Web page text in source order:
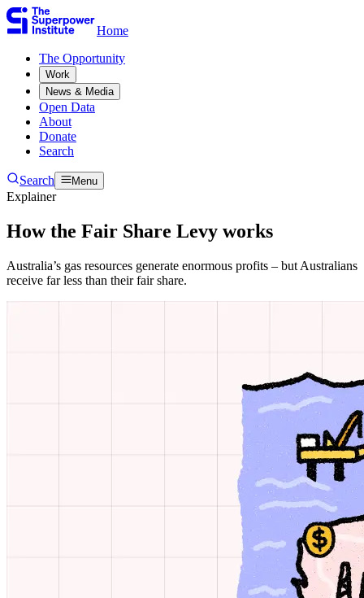
Home
The Opportunity​​​​‌ ‍ ​‍​‍‌‍ ‌ ​‍‌‍‍‌‌‍‌ ‌‍‍‌‌‍ ‍​‍​‍​ ‍‍​‍​‍‌ ​ ‌‍​‌‌‍ ‍‌‍‍‌‌ ‌​‌ ‍‌​‍ ‍‌‍‍‌‌‍ ​‍​‍​‍ ​​‍​‍‌‍‍​‌ ​‍‌‍‌‌‌‍‌‍​‍​‍​ ‍‍​‍​‍‌‍‍​‌ ‌​‌ ‌​‌ ​​​ ‍‍​‍ ​‍ ‌‍ ​‌‍ ‌‍​ ‌‍​‌‌‍ ​‌‍‍​‌‍ ‌ ​ ‌ ‌​​ ‍‍​ ​ ​ ​ ​ ​ ​ ​ ​‍ ‌‍‍‌‌‍ ‍‌ ‌​‌‍‌‌‌‍ ‍‌ ‌​​‍ ‌‍‌‌‌‍‌​‌‍‍‌‌ ‌​​‍ ‌‍ ‌‌‍ ‌‍‌​‌‍‌‌​ ‌‌ ​​‌ ​‍‌‍‌‌‌ ​ ‌‍‌‌‌‍ ‍‌ ‌​‌‍​‌‌ ‌​‌‍‍‌‌‍ ‌‍ ‍​ ‍ ‌‍‍‌‌‍‌​​ ‌​ ​‍​ ‌‍​ ‌‌​ ‌‍​ ​​‌‍‌‌​ ‍​​ ​​​‍ ‌​ ‌ ​ ‌​​ ‌‍​ ‌‌​‍ ‌​ ‌​​ ‍​​ ​ ​ ‍‌​‍ ‌​ ‍​​ ‌‍​ ​‍​ ‍‌​‍ ‌​ ‌‌​ ‌‌​ ‌ ​ ​‍‌‍‌‍​ ‍​​ ​‍​ ‍‌​ ‌‌​ ‍​​ ​​‌‍‌‌​ ‍ ‌ ‌​‌ ‍‌‌ ​​‌‍‌‌​ ‌‌ ​ ‌‍‌‌‌ ‌​‌ ‌​‌‍‍‌‌‍ ‍‌‍‌ ‌ ​ ​ ‍ ‌ ​​‌‍​‌‌ ‌​‌‍‍​​ ‌‌ ​ ‌‍‍‌‌ ‌​‌‍‌‌‌​ ‍‌‍​‌‌ ‌‍‌​‍‌‌ ‌​‌‍‌‌‌‍ ‌‌ ​ ​‍‌‌​ ‌‌‌​​‍‌‌ ‌‍‍ ‌‍‌‌‌ ‍‌​‍‌‌​ ​ ‌​‌​​‍‌‌​ ​ ‌​‌​​‍‌‌​ ​‍​ ​‍‌‍‌‌‌‍​‍‌‍‌‌‌‍​ ‌‍​‍‌‍​‌​ ​​​ ​​​ ​​​ ‌​​ ​​‌‍​ ​‍‌‌​ ​‍​ ​‍​‍‌‌​ ‌‌‌​‌​​‍ ‍‌‍ ​‌‍​‌‌‍​‍‌‍‌‌‌‍ ​​ ‌‍​‍‌‍​‌‌ ​ ‌‍‌‌‌‌‌‌‌ ​‍‌‍ ​​ ‌‌‍‍​‌ ‌​‌ ‌​‌ ​​​‍‌‌​ ​ ‌​​‌​‍‌‌​ ​‍‌​‌‍​‍‌‌​ ​‍‌​‌‍‌‍ ​‌‍ ‌‍​ ‌‍​‌‌‍ ​‌‍‍​‌‍ ‌ ​ ‌ ‌​​‍‌‌​ ​ ‌​​‌​ ​ ​ ​ ​ ​ ​ ​ ​‍‌‍‌‍‍‌‌‍‌​​ ‌​ ​‍​ ‌‍​ ‌‌​ ‌‍​ ​​‌‍‌‌​ ‍​​ ​​​‍ ‌​ ‌ ​ ‌​​ ‌‍​ ‌‌​‍ ‌​ ‌​​ ‍​​ ​ ​ ‍‌​‍ ‌​ ‍​​ ‌‍​ ​‍​ ‍‌​‍ ‌​ ‌‌​ ‌‌​ ‌ ​ ​‍‌‍‌‍​ ‍​​ ​‍​ ‍‌​ ‌‌​ ‍​​ ​​‌‍‌‌​‍‌‍‌ ‌​‌ ‍‌‌ ​​‌‍‌‌​ ‌‌ ​ ‌‍‌‌‌ ‌​‌ ‌​‌‍‍‌‌‍ ‍‌‍‌ ‌ ​ ​‍‌‍‌ ​​‌‍​‌‌ ‌​‌‍‍​​ ‌‌ ​ ‌‍‍‌‌ ‌​‌‍‌‌‌​ ‍‌‍​‌‌ ‌‍‌​‍‌‌ ‌​‌‍‌‌‌‍ ‌‌ ​ ​‍‌‌​ ‌‌‌​​‍‌‌ ‌‍‍ ‌‍‌‌‌ ‍‌​‍‌‌​ ​ ‌​‌​​‍‌‌​ ​ ‌​‌​​‍‌‌​ ​‍​ ​‍‌‍‌‌‌‍​‍‌‍‌‌‌‍​ ‌‍​‍‌‍​‌​ ​​​ ​​​ ​​​ ‌​​ ​​‌‍​ ​‍‌‌​ ​‍​ ​‍​‍‌‌​ ‌‌‌​‌​​‍ ‍‌‍ ​‌‍​‌‌‍​‍‌‍‌‌‌‍ ​​‍‌‍‌ ​​‌‍‌‌‌ ​‍‌ ​ ‌ ​​‌‍‌‌‌‍​ ‌ ‌​‌‍‍‌‌ ‌‍‌‍‌‌​ ‌‌ ​​‌ ‌‌‌‍​‍‌‍ ​‌‍‍‌‌ ​ ‌‍‍​‌‍‌‌‌‍‌​​‍​‍‌ ‌
Work​​​​‌ ‍ ​‍​‍‌‍ ‌ ​‍‌‍‍‌‌‍‌ ‌‍‍‌‌‍ ‍​‍​‍​ ‍‍​‍​‍‌ ​ ‌‍​‌‌‍ ‍‌‍‍‌‌ ‌​‌ ‍‌​‍ ‍‌‍‍‌‌‍ ​‍​‍​‍ ​​‍​‍‌‍‍​‌ ​‍‌‍‌‌‌‍‌‍​‍​‍​ ‍‍​‍​‍‌‍‍​‌ ‌​‌ ‌​‌ ​​​ ‍‍​‍ ​‍ ‌‍ ​‌‍ ‌‍​ ‌‍​‌‌‍ ​‌‍‍​‌‍ ‌ ​ ‌ ‌​​ ‍‍​ ​ ​ ​ ​ ​ ​ ​ ​‍ ‌‍‍‌‌‍ ‍‌ ‌​‌‍‌‌‌‍ ‍‌ ‌​​‍ ‌‍‌‌‌‍‌​‌‍‍‌‌ ‌​​‍ ‌‍ ‌‌‍ ‌‍‌​‌‍‌‌​ ‌‌ ​​‌ ​‍‌‍‌‌‌ ​ ‌‍‌‌‌‍ ‍‌ ‌​‌‍​‌‌ ‌​‌‍‍‌‌‍ ‌‍ ‍​ ‍ ‌‍‍‌‌‍‌​​ ‌​ ​‍​ ‌‍​ ‌‌​ ‌‍​ ​​‌‍‌‌​ ‍​​ ​​​‍ ‌​ ‌ ​ ‌​​ ‌‍​ ‌‌​‍ ‌​ ‌​​ ‍​​ ​ ​ ‍‌​‍ ‌​ ‍​​ ‌‍​ ​‍​ ‍‌​‍ ‌​ ‌‌​ ‌‌​ ‌ ​ ​‍‌‍‌‍​ ‍​​ ​‍​ ‍‌​ ‌‌​ ‍​​ ​​‌‍‌‌​ ‍ ‌ ‌​‌ ‍‌‌ ​​‌‍‌‌​ ‌‌ ​ ‌‍‌‌‌ ‌​‌ ‌​‌‍‍‌‌‍ ‍‌‍‌ ‌ ​ ​ ‍ ‌ ​​‌‍​‌‌ ‌​‌‍‍​​ ‌‌ ​ ‌‍‍‌‌ ‌​‌‍‌‌‌​ ‍‌‍​‌‌ ‌‍‌​‍‌‌ ‌​‌‍‌‌‌‍ ‌‌ ​ ​‍‌‌​ ‌‌‌​​‍‌‌ ‌‍‍ ‌‍‌‌‌ ‍‌​‍‌‌​ ​ ‌​‌​​‍‌‌​ ​ ‌​‌​​‍‌‌​ ​‍​ ​‍​ ‌‌​ ​​‌‍‌‍‌‍​‌‌‍‌​​ ‌‌​ ‌ ‌‍‌‍​ ‌ ‌‍​‌‌‍‌‌​ ​‍​ ‌ ​ ‌​‌‍‌‌​ ‍‌‌‍​ ​ ​​‌‍‌​​ ‍‌​ ​ ​ ‌‌​ ‌‌​ ​‍​ ‌ ​ ‌ ​ ‌‌‌‍‌​‌‍​‌​ ‍‌​ ​​​ ‌ ​‍‌‌​ ​‍​ ​‍​‍‌‌​ ‌‌‌​‌​​‍ ‍‌‍ ​‌‍​‌‌‍​‍‌‍‌‌‌‍ ​​ ‌‍​‍‌‍​‌‌ ​ ‌‍‌‌‌‌‌‌‌ ​‍‌‍ ​​ ‌‌‍‍​‌ ‌​‌ ‌​‌ ​​​‍‌‌​ ​ ‌​​‌​‍‌‌​ ​‍‌​‌‍​‍‌‌​ ​‍‌​‌‍‌‍ ​‌‍ ‌‍​ ‌‍​‌‌‍ ​‌‍‍​‌‍ ‌ ​ ‌ ‌​​‍‌‌​ ​ ‌​​‌​ ​ ​ ​ ​ ​ ​ ​ ​‍‌‍‌‍‍‌‌‍‌​​ ‌​ ​‍​ ‌‍​ ‌‌​ ‌‍​ ​​‌‍‌‌​ ‍​​ ​​​‍ ‌​ ‌ ​ ‌​​ ‌‍​ ‌‌​‍ ‌​ ‌​​ ‍​​ ​ ​ ‍‌​‍ ‌​ ‍​​ ‌‍​ ​‍​ ‍‌​‍ ‌​ ‌‌​ ‌‌​ ‌ ​ ​‍‌‍‌‍​ ‍​​ ​‍​ ‍‌​ ‌‌​ ‍​​ ​​‌‍‌‌​‍‌‍‌ ‌​‌ ‍‌‌ ​​‌‍‌‌​ ‌‌ ​ ‌‍‌‌‌ ‌​‌ ‌​‌‍‍‌‌‍ ‍‌‍‌ ‌ ​ ​‍‌‍‌ ​​‌‍​‌‌ ‌​‌‍‍​​ ‌‌ ​ ‌‍‍‌‌ ‌​‌‍‌‌‌​ ‍‌‍​‌‌ ‌‍‌​‍‌‌ ‌​‌‍‌‌‌‍ ‌‌ ​ ​‍‌‌​ ‌‌‌​​‍‌‌ ‌‍‍ ‌‍‌‌‌ ‍‌​‍‌‌​ ​ ‌​‌​​‍‌‌​ ​ ‌​‌​​‍‌‌​ ​‍​ ​‍​ ‌‌​ ​​‌‍‌‍‌‍​‌‌‍‌​​ ‌‌​ ‌ ‌‍‌‍​ ‌ ‌‍​‌‌‍‌‌​ ​‍​ ‌ ​ ‌​‌‍‌‌​ ‍‌‌‍​ ​ ​​‌‍‌​​ ‍‌​ ​ ​ ‌‌​ ‌‌​ ​‍​ ‌ ​ ‌ ​ ‌‌‌‍‌​‌‍​‌​ ‍‌​ ​​​ ‌ ​‍‌‌​ ​‍​ ​‍​‍‌‌​ ‌‌‌​‌​​‍ ‍‌‍ ​‌‍​‌‌‍​‍‌‍‌‌‌‍ ​​‍‌‍‌ ​​‌‍‌‌‌ ​‍‌ ​ ‌ ​​‌‍‌‌‌‍​ ‌ ‌​‌‍‍‌‌ ‌‍‌‍‌‌​ ‌‌ ​​‌ ‌‌‌‍​‍‌‍ ​‌‍‍‌‌ ​ ‌‍‍​‌‍‌‌‌‍‌​​‍​‍‌ ‌
News & Media​​​​‌ ‍ ​‍​‍‌‍ ‌ ​‍‌‍‍‌‌‍‌ ‌‍‍‌‌‍ ‍​‍​‍​ ‍‍​‍​‍‌ ​ ‌‍​‌‌‍ ‍‌‍‍‌‌ ‌​‌ ‍‌​‍ ‍‌‍‍‌‌‍ ​‍​‍​‍ ​​‍​‍‌‍‍​‌ ​‍‌‍‌‌‌‍‌‍​‍​‍​ ‍‍​‍​‍‌‍‍​‌ ‌​‌ ‌​‌ ​​​ ‍‍​‍ ​‍ ‌‍ ​‌‍ ‌‍​ ‌‍​‌‌‍ ​‌‍‍​‌‍ ‌ ​ ‌ ‌​​ ‍‍​ ​ ​ ​ ​ ​ ​ ​ ​‍ ‌‍‍‌‌‍ ‍‌ ‌​‌‍‌‌‌‍ ‍‌ ‌​​‍ ‌‍‌‌‌‍‌​‌‍‍‌‌ ‌​​‍ ‌‍ ‌‌‍ ‌‍‌​‌‍‌‌​ ‌‌ ​​‌ ​‍‌‍‌‌‌ ​ ‌‍‌‌‌‍ ‍‌ ‌​‌‍​‌‌ ‌​‌‍‍‌‌‍ ‌‍ ‍​ ‍ ‌‍‍‌‌‍‌​​ ‌​ ​‍​ ‌‍​ ‌‌​ ‌‍​ ​​‌‍‌‌​ ‍​​ ​​​‍ ‌​ ‌ ​ ‌​​ ‌‍​ ‌‌​‍ ‌​ ‌​​ ‍​​ ​ ​ ‍‌​‍ ‌​ ‍​​ ‌‍​ ​‍​ ‍‌​‍ ‌​ ‌‌​ ‌‌​ ‌ ​ ​‍‌‍‌‍​ ‍​​ ​‍​ ‍‌​ ‌‌​ ‍​​ ​​‌‍‌‌​ ‍ ‌ ‌​‌ ‍‌‌ ​​‌‍‌‌​ ‌‌ ​ ‌‍‌‌‌ ‌​‌ ‌​‌‍‍‌‌‍ ‍‌‍‌ ‌ ​ ​ ‍ ‌ ​​‌‍​‌‌ ‌​‌‍‍​​ ‌‌ ​ ‌‍‍‌‌ ‌​‌‍‌‌‌​ ‍‌‍​‌‌ ‌‍‌​‍‌‌ ‌​‌‍‌‌‌‍ ‌‌ ​ ​‍‌‌​ ‌‌‌​​‍‌‌ ‌‍‍ ‌‍‌‌‌ ‍‌​‍‌‌​ ​ ‌​‌​​‍‌‌​ ​ ‌​‌​​‍‌‌​ ​‍​ ​‍​ ​​​ ​ ​ ‌‌​ ‍‌​ ‌‍‌‍‌‌‌‍‌​‌‍‌‌​ ‍​​ ​​​ ‌ ​ ‌‌​‍‌‌​ ​‍​ ​‍​‍‌‌​ ‌‌‌​‌​​‍ ‍‌‍ ​‌‍​‌‌‍​‍‌‍‌‌‌‍ ​​ ‌‍​‍‌‍​‌‌ ​ ‌‍‌‌‌‌‌‌‌ ​‍‌‍ ​​ ‌‌‍‍​‌ ‌​‌ ‌​‌ ​​​‍‌‌​ ​ ‌​​‌​‍‌‌​ ​‍‌​‌‍​‍‌‌​ ​‍‌​‌‍‌‍ ​‌‍ ‌‍​ ‌‍​‌‌‍ ​‌‍‍​‌‍ ‌ ​ ‌ ‌​​‍‌‌​ ​ ‌​​‌​ ​ ​ ​ ​ ​ ​ ​ ​‍‌‍‌‍‍‌‌‍‌​​ ‌​ ​‍​ ‌‍​ ‌‌​ ‌‍​ ​​‌‍‌‌​ ‍​​ ​​​‍ ‌​ ‌ ​ ‌​​ ‌‍​ ‌‌​‍ ‌​ ‌​​ ‍​​ ​ ​ ‍‌​‍ ‌​ ‍​​ ‌‍​ ​‍​ ‍‌​‍ ‌​ ‌‌​ ‌‌​ ‌ ​ ​‍‌‍‌‍​ ‍​​ ​‍​ ‍‌​ ‌‌​ ‍​​ ​​‌‍‌‌​‍‌‍‌ ‌​‌ ‍‌‌ ​​‌‍‌‌​ ‌‌ ​ ‌‍‌‌‌ ‌​‌ ‌​‌‍‍‌‌‍ ‍‌‍‌ ‌ ​ ​‍‌‍‌ ​​‌‍​‌‌ ‌​‌‍‍​​ ‌‌ ​ ‌‍‍‌‌ ‌​‌‍‌‌‌​ ‍‌‍​‌‌ ‌‍‌​‍‌‌ ‌​‌‍‌‌‌‍ ‌‌ ​ ​‍‌‌​ ‌‌‌​​‍‌‌ ‌‍‍ ‌‍‌‌‌ ‍‌​‍‌‌​ ​ ‌​‌​​‍‌‌​ ​ ‌​‌​​‍‌‌​ ​‍​ ​‍​ ​​​ ​ ​ ‌‌​ ‍‌​ ‌‍‌‍‌‌‌‍‌​‌‍‌‌​ ‍​​ ​​​ ‌ ​ ‌‌​‍‌‌​ ​‍​ ​‍​‍‌‌​ ‌‌‌​‌​​‍ ‍‌‍ ​‌‍​‌‌‍​‍‌‍‌‌‌‍ ​​‍‌‍‌ ​​‌‍‌‌‌ ​‍‌ ​ ‌ ​​‌‍‌‌‌‍​ ‌ ‌​‌‍‍‌‌ ‌‍‌‍‌‌​ ‌‌ ​​‌ ‌‌‌‍​‍‌‍ ​‌‍‍‌‌ ​ ‌‍‍​‌‍‌‌‌‍‌​​‍​‍‌ ‌
Open Data​​​​‌ ‍ ​‍​‍‌‍ ‌ ​‍‌‍‍‌‌‍‌ ‌‍‍‌‌‍ ‍​‍​‍​ ‍‍​‍​‍‌ ​ ‌‍​‌‌‍ ‍‌‍‍‌‌ ‌​‌ ‍‌​‍ ‍‌‍‍‌‌‍ ​‍​‍​‍ ​​‍​‍‌‍‍​‌ ​‍‌‍‌‌‌‍‌‍​‍​‍​ ‍‍​‍​‍‌‍‍​‌ ‌​‌ ‌​‌ ​​​ ‍‍​‍ ​‍ ‌‍ ​‌‍ ‌‍​ ‌‍​‌‌‍ ​‌‍‍​‌‍ ‌ ​ ‌ ‌​​ ‍‍​ ​ ​ ​ ​ ​ ​ ​ ​‍ ‌‍‍‌‌‍ ‍‌ ‌​‌‍‌‌‌‍ ‍‌ ‌​​‍ ‌‍‌‌‌‍‌​‌‍‍‌‌ ‌​​‍ ‌‍ ‌‌‍ ‌‍‌​‌‍‌‌​ ‌‌ ​​‌ ​‍‌‍‌‌‌ ​ ‌‍‌‌‌‍ ‍‌ ‌​‌‍​‌‌ ‌​‌‍‍‌‌‍ ‌‍ ‍​ ‍ ‌‍‍‌‌‍‌​​ ‌​ ​‍​ ‌‍​ ‌‌​ ‌‍​ ​​‌‍‌‌​ ‍​​ ​​​‍ ‌​ ‌ ​ ‌​​ ‌‍​ ‌‌​‍ ‌​ ‌​​ ‍​​ ​ ​ ‍‌​‍ ‌​ ‍​​ ‌‍​ ​‍​ ‍‌​‍ ‌​ ‌‌​ ‌‌​ ‌ ​ ​‍‌‍‌‍​ ‍​​ ​‍​ ‍‌​ ‌‌​ ‍​​ ​​‌‍‌‌​ ‍ ‌ ‌​‌ ‍‌‌ ​​‌‍‌‌​ ‌‌ ​ ‌‍‌‌‌ ‌​‌ ‌​‌‍‍‌‌‍ ‍‌‍‌ ‌ ​ ​ ‍ ‌ ​​‌‍​‌‌ ‌​‌‍‍​​ ‌‌ ​ ‌‍‍‌‌ ‌​‌‍‌‌‌​ ‍‌‍​‌‌ ‌‍‌​‍‌‌ ‌​‌‍‌‌‌‍ ‌‌ ​ ​‍‌‌​ ‌‌‌​​‍‌‌ ‌‍‍ ‌‍‌‌‌ ‍‌​‍‌‌​ ​ ‌​‌​​‍‌‌​ ​ ‌​‌​​‍‌‌​ ​‍​ ​‍​ ‍​‌‍‌‍‌‍‌​​ ​ ​ ‍​‌‍​‍‌‍‌‌‌‍​ ​ ​‍‌‍​‍​ ‍‌​ ​ ​‍‌‌​ ​‍​ ​‍​‍‌‌​ ‌‌‌​‌​​‍ ‍‌‍ ​‌‍​‌‌‍​‍‌‍‌‌‌‍ ​​ ‌‍​‍‌‍​‌‌ ​ ‌‍‌‌‌‌‌‌‌ ​‍‌‍ ​​ ‌‌‍‍​‌ ‌​‌ ‌​‌ ​​​‍‌‌​ ​ ‌​​‌​‍‌‌​ ​‍‌​‌‍​‍‌‌​ ​‍‌​‌‍‌‍ ​‌‍ ‌‍​ ‌‍​‌‌‍ ​‌‍‍​‌‍ ‌ ​ ‌ ‌​​‍‌‌​ ​ ‌​​‌​ ​ ​ ​ ​ ​ ​ ​ ​‍‌‍‌‍‍‌‌‍‌​​ ‌​ ​‍​ ‌‍​ ‌‌​ ‌‍​ ​​‌‍‌‌​ ‍​​ ​​​‍ ‌​ ‌ ​ ‌​​ ‌‍​ ‌‌​‍ ‌​ ‌​​ ‍​​ ​ ​ ‍‌​‍ ‌​ ‍​​ ‌‍​ ​‍​ ‍‌​‍ ‌​ ‌‌​ ‌‌​ ‌ ​ ​‍‌‍‌‍​ ‍​​ ​‍​ ‍‌​ ‌‌​ ‍​​ ​​‌‍‌‌​‍‌‍‌ ‌​‌ ‍‌‌ ​​‌‍‌‌​ ‌‌ ​ ‌‍‌‌‌ ‌​‌ ‌​‌‍‍‌‌‍ ‍‌‍‌ ‌ ​ ​‍‌‍‌ ​​‌‍​‌‌ ‌​‌‍‍​​ ‌‌ ​ ‌‍‍‌‌ ‌​‌‍‌‌‌​ ‍‌‍​‌‌ ‌‍‌​‍‌‌ ‌​‌‍‌‌‌‍ ‌‌ ​ ​‍‌‌​ ‌‌‌​​‍‌‌ ‌‍‍ ‌‍‌‌‌ ‍‌​‍‌‌​ ​ ‌​‌​​‍‌‌​ ​ ‌​‌​​‍‌‌​ ​‍​ ​‍​ ‍​‌‍‌‍‌‍‌​​ ​ ​ ‍​‌‍​‍‌‍‌‌‌‍​ ​ ​‍‌‍​‍​ ‍‌​ ​ ​‍‌‌​ ​‍​ ​‍​‍‌‌​ ‌‌‌​‌​​‍ ‍‌‍ ​‌‍​‌‌‍​‍‌‍‌‌‌‍ ​​‍‌‍‌ ​​‌‍‌‌‌ ​‍‌ ​ ‌ ​​‌‍‌‌‌‍​ ‌ ‌​‌‍‍‌‌ ‌‍‌‍‌‌​ ‌‌ ​​‌ ‌‌‌‍​‍‌‍ ​‌‍‍‌‌ ​ ‌‍‍​‌‍‌‌‌‍‌​​‍​‍‌ ‌
About​​​​‌ ‍ ​‍​‍‌‍ ‌ ​‍‌‍‍‌‌‍‌ ‌‍‍‌‌‍ ‍​‍​‍​ ‍‍​‍​‍‌ ​ ‌‍​‌‌‍ ‍‌‍‍‌‌ ‌​‌ ‍‌​‍ ‍‌‍‍‌‌‍ ​‍​‍​‍ ​​‍​‍‌‍‍​‌ ​‍‌‍‌‌‌‍‌‍​‍​‍​ ‍‍​‍​‍‌‍‍​‌ ‌​‌ ‌​‌ ​​​ ‍‍​‍ ​‍ ‌‍ ​‌‍ ‌‍​ ‌‍​‌‌‍ ​‌‍‍​‌‍ ‌ ​ ‌ ‌​​ ‍‍​ ​ ​ ​ ​ ​ ​ ​ ​‍ ‌‍‍‌‌‍ ‍‌ ‌​‌‍‌‌‌‍ ‍‌ ‌​​‍ ‌‍‌‌‌‍‌​‌‍‍‌‌ ‌​​‍ ‌‍ ‌‌‍ ‌‍‌​‌‍‌‌​ ‌‌ ​​‌ ​‍‌‍‌‌‌ ​ ‌‍‌‌‌‍ ‍‌ ‌​‌‍​‌‌ ‌​‌‍‍‌‌‍ ‌‍ ‍​ ‍ ‌‍‍‌‌‍‌​​ ‌​ ​‍​ ‌‍​ ‌‌​ ‌‍​ ​​‌‍‌‌​ ‍​​ ​​​‍ ‌​ ‌ ​ ‌​​ ‌‍​ ‌‌​‍ ‌​ ‌​​ ‍​​ ​ ​ ‍‌​‍ ‌​ ‍​​ ‌‍​ ​‍​ ‍‌​‍ ‌​ ‌‌​ ‌‌​ ‌ ​ ​‍‌‍‌‍​ ‍​​ ​‍​ ‍‌​ ‌‌​ ‍​​ ​​‌‍‌‌​ ‍ ‌ ‌​‌ ‍‌‌ ​​‌‍‌‌​ ‌‌ ​ ‌‍‌‌‌ ‌​‌ ‌​‌‍‍‌‌‍ ‍‌‍‌ ‌ ​ ​ ‍ ‌ ​​‌‍​‌‌ ‌​‌‍‍​​ ‌‌ ​ ‌‍‍‌‌ ‌​‌‍‌‌‌​ ‍‌‍​‌‌ ‌‍‌​‍‌‌ ‌​‌‍‌‌‌‍ ‌‌ ​ ​‍‌‌​ ‌‌‌​​‍‌‌ ‌‍‍ ‌‍‌‌‌ ‍‌​‍‌‌​ ​ ‌​‌​​‍‌‌​ ​ ‌​‌​​‍‌‌​ ​‍​ ​‍​ ‌‍​ ​ ‌‍‌‌‌‍​‌‌‍​‍‌‍‌​‌‍‌‌​ ​​​ ‌‍​ ‌ ​ ‌ ​ ‌‌​‍‌‌​ ​‍​ ​‍​‍‌‌​ ‌‌‌​‌​​‍ ‍‌‍ ​‌‍​‌‌‍​‍‌‍‌‌‌‍ ​​ ‌‍​‍‌‍​‌‌ ​ ‌‍‌‌‌‌‌‌‌ ​‍‌‍ ​​ ‌‌‍‍​‌ ‌​‌ ‌​‌ ​​​‍‌‌​ ​ ‌​​‌​‍‌‌​ ​‍‌​‌‍​‍‌‌​ ​‍‌​‌‍‌‍ ​‌‍ ‌‍​ ‌‍​‌‌‍ ​‌‍‍​‌‍ ‌ ​ ‌ ‌​​‍‌‌​ ​ ‌​​‌​ ​ ​ ​ ​ ​ ​ ​ ​‍‌‍‌‍‍‌‌‍‌​​ ‌​ ​‍​ ‌‍​ ‌‌​ ‌‍​ ​​‌‍‌‌​ ‍​​ ​​​‍ ‌​ ‌ ​ ‌​​ ‌‍​ ‌‌​‍ ‌​ ‌​​ ‍​​ ​ ​ ‍‌​‍ ‌​ ‍​​ ‌‍​ ​‍​ ‍‌​‍ ‌​ ‌‌​ ‌‌​ ‌ ​ ​‍‌‍‌‍​ ‍​​ ​‍​ ‍‌​ ‌‌​ ‍​​ ​​‌‍‌‌​‍‌‍‌ ‌​‌ ‍‌‌ ​​‌‍‌‌​ ‌‌ ​ ‌‍‌‌‌ ‌​‌ ‌​‌‍‍‌‌‍ ‍‌‍‌ ‌ ​ ​‍‌‍‌ ​​‌‍​‌‌ ‌​‌‍‍​​ ‌‌ ​ ‌‍‍‌‌ ‌​‌‍‌‌‌​ ‍‌‍​‌‌ ‌‍‌​‍‌‌ ‌​‌‍‌‌‌‍ ‌‌ ​ ​‍‌‌​ ‌‌‌​​‍‌‌ ‌‍‍ ‌‍‌‌‌ ‍‌​‍‌‌​ ​ ‌​‌​​‍‌‌​ ​ ‌​‌​​‍‌‌​ ​‍​ ​‍​ ‌‍​ ​ ‌‍‌‌‌‍​‌‌‍​‍‌‍‌​‌‍‌‌​ ​​​ ‌‍​ ‌ ​ ‌ ​ ‌‌​‍‌‌​ ​‍​ ​‍​‍‌‌​ ‌‌‌​‌​​‍ ‍‌‍ ​‌‍​‌‌‍​‍‌‍‌‌‌‍ ​​‍‌‍‌ ​​‌‍‌‌‌ ​‍‌ ​ ‌ ​​‌‍‌‌‌‍​ ‌ ‌​‌‍‍‌‌ ‌‍‌‍‌‌​ ‌‌ ​​‌ ‌‌‌‍​‍‌‍ ​‌‍‍‌‌ ​ ‌‍‍​‌‍‌‌‌‍‌​​‍​‍‌ ‌
Donate​​​​‌ ‍ ​‍​‍‌‍ ‌ ​‍‌‍‍‌‌‍‌ ‌‍‍‌‌‍ ‍​‍​‍​ ‍‍​‍​‍‌ ​ ‌‍​‌‌‍ ‍‌‍‍‌‌ ‌​‌ ‍‌​‍ ‍‌‍‍‌‌‍ ​‍​‍​‍ ​​‍​‍‌‍‍​‌ ​‍‌‍‌‌‌‍‌‍​‍​‍​ ‍‍​‍​‍‌‍‍​‌ ‌​‌ ‌​‌ ​​​ ‍‍​‍ ​‍ ‌‍ ​‌‍ ‌‍​ ‌‍​‌‌‍ ​‌‍‍​‌‍ ‌ ​ ‌ ‌​​ ‍‍​ ​ ​ ​ ​ ​ ​ ​ ​‍ ‌‍‍‌‌‍ ‍‌ ‌​‌‍‌‌‌‍ ‍‌ ‌​​‍ ‌‍‌‌‌‍‌​‌‍‍‌‌ ‌​​‍ ‌‍ ‌‌‍ ‌‍‌​‌‍‌‌​ ‌‌ ​​‌ ​‍‌‍‌‌‌ ​ ‌‍‌‌‌‍ ‍‌ ‌​‌‍​‌‌ ‌​‌‍‍‌‌‍ ‌‍ ‍​ ‍ ‌‍‍‌‌‍‌​​ ‌​ ​‍​ ‌‍​ ‌‌​ ‌‍​ ​​‌‍‌‌​ ‍​​ ​​​‍ ‌​ ‌ ​ ‌​​ ‌‍​ ‌‌​‍ ‌​ ‌​​ ‍​​ ​ ​ ‍‌​‍ ‌​ ‍​​ ‌‍​ ​‍​ ‍‌​‍ ‌​ ‌‌​ ‌‌​ ‌ ​ ​‍‌‍‌‍​ ‍​​ ​‍​ ‍‌​ ‌‌​ ‍​​ ​​‌‍‌‌​ ‍ ‌ ‌​‌ ‍‌‌ ​​‌‍‌‌​ ‌‌ ​ ‌‍‌‌‌ ‌​‌ ‌​‌‍‍‌‌‍ ‍‌‍‌ ‌ ​ ​ ‍ ‌ ​​‌‍​‌‌ ‌​‌‍‍​​ ‌‌ ​ ‌‍‍‌‌ ‌​‌‍‌‌‌​ ‍‌‍​‌‌ ‌‍‌​‍‌‌ ‌​‌‍‌‌‌‍ ‌‌ ​ ​‍‌‌​ ‌‌‌​​‍‌‌ ‌‍‍ ‌‍‌‌‌ ‍‌​‍‌‌​ ​ ‌​‌​​‍‌‌​ ​ ‌​‌​​‍‌‌​ ​‍​ ​‍​ ‌​​ ‍‌​ ‌‍​ ​ ​ ‍​‌‍​ ​ ‌‌​ ​‍‌‍‌‌​ ​‍​ ‌‌‌‍‌‌​‍‌‌​ ​‍​ ​‍​‍‌‌​ ‌‌‌​‌​​‍ ‍‌‍ ​‌‍​‌‌‍​‍‌‍‌‌‌‍ ​​ ‌‍​‍‌‍​‌‌ ​ ‌‍‌‌‌‌‌‌‌ ​‍‌‍ ​​ ‌‌‍‍​‌ ‌​‌ ‌​‌ ​​​‍‌‌​ ​ ‌​​‌​‍‌‌​ ​‍‌​‌‍​‍‌‌​ ​‍‌​‌‍‌‍ ​‌‍ ‌‍​ ‌‍​‌‌‍ ​‌‍‍​‌‍ ‌ ​ ‌ ‌​​‍‌‌​ ​ ‌​​‌​ ​ ​ ​ ​ ​ ​ ​ ​‍‌‍‌‍‍‌‌‍‌​​ ‌​ ​‍​ ‌‍​ ‌‌​ ‌‍​ ​​‌‍‌‌​ ‍​​ ​​​‍ ‌​ ‌ ​ ‌​​ ‌‍​ ‌‌​‍ ‌​ ‌​​ ‍​​ ​ ​ ‍‌​‍ ‌​ ‍​​ ‌‍​ ​‍​ ‍‌​‍ ‌​ ‌‌​ ‌‌​ ‌ ​ ​‍‌‍‌‍​ ‍​​ ​‍​ ‍‌​ ‌‌​ ‍​​ ​​‌‍‌‌​‍‌‍‌ ‌​‌ ‍‌‌ ​​‌‍‌‌​ ‌‌ ​ ‌‍‌‌‌ ‌​‌ ‌​‌‍‍‌‌‍ ‍‌‍‌ ‌ ​ ​‍‌‍‌ ​​‌‍​‌‌ ‌​‌‍‍​​ ‌‌ ​ ‌‍‍‌‌ ‌​‌‍‌‌‌​ ‍‌‍​‌‌ ‌‍‌​‍‌‌ ‌​‌‍‌‌‌‍ ‌‌ ​ ​‍‌‌​ ‌‌‌​​‍‌‌ ‌‍‍ ‌‍‌‌‌ ‍‌​‍‌‌​ ​ ‌​‌​​‍‌‌​ ​ ‌​‌​​‍‌‌​ ​‍​ ​‍​ ‌​​ ‍‌​ ‌‍​ ​ ​ ‍​‌‍​ ​ ‌‌​ ​‍‌‍‌‌​ ​‍​ ‌‌‌‍‌‌​‍‌‌​ ​‍​ ​‍​‍‌‌​ ‌‌‌​‌​​‍ ‍‌‍ ​‌‍​‌‌‍​‍‌‍‌‌‌‍ ​​‍‌‍‌ ​​‌‍‌‌‌ ​‍‌ ​ ‌ ​​‌‍‌‌‌‍​ ‌ ‌​‌‍‍‌‌ ‌‍‌‍‌‌​ ‌‌ ​​‌ ‌‌‌‍​‍‌‍ ​‌‍‍‌‌ ​ ‌‍‍​‌‍‌‌‌‍‌​​‍​‍‌ ‌
Search
Search Menu
Explainer
How the Fair Share Levy works​​​​‌ ‍ ​‍​‍‌‍ ‌ ​‍‌‍‍‌‌‍‌ ‌‍‍‌‌‍ ‍​‍​‍​ ‍‍​‍​‍‌ ​ ‌‍​‌‌‍ ‍‌‍‍‌‌ ‌​‌ ‍‌​‍ ‍‌‍‍‌‌‍ ​‍​‍​‍ ​​‍​‍‌‍‍​‌ ​‍‌‍‌‌‌‍‌‍​‍​‍​ ‍‍​‍​‍‌‍‍​‌ ‌​‌ ‌​‌ ​​​ ‍‍​‍ ​‍ ‌‍ ​‌‍ ‌‍​ ‌‍​‌‌‍ ​‌‍‍​‌‍ ‌ ​ ‌ ‌​​ ‍‍​ ​ ​ ​ ​ ​ ​ ​ ​‍ ‌‍‍‌‌‍ ‍‌ ‌​‌‍‌‌‌‍ ‍‌ ‌​​‍ ‌‍‌‌‌‍‌​‌‍‍‌‌ ‌​​‍ ‌‍ ‌‌‍ ‌‍‌​‌‍‌‌​ ‌‌ ​​‌ ​‍‌‍‌‌‌ ​ ‌‍‌‌‌‍ ‍‌ ‌​‌‍​‌‌ ‌​‌‍‍‌‌‍ ‌‍ ‍​ ‍ ‌‍‍‌‌‍‌​​ ‌​ ​ ​ ​‍​ ​​‌‍‌​​ ​​‌‍‌‌​ ‍​‌‍​‌​‍ ‌​ ‌​​ ​‌​ ​‍‌‍​‌​‍ ‌​ ‌​​ ‌​​ ‌‌​ ​ ​‍ ‌‌‍​‍​ ​‌​ ‌​​ ​ ​‍ ‌​ ‌‍‌‍‌‌‌‍‌‌‌‍‌​​ ‌ ‌‍​‍‌‍​ ‌‍​‌‌‍‌‍​ ‌‌‌‍​ ‌‍‌‍​ ‍ ‌ ‌​‌ ‍‌‌ ​​‌‍‌‌​ ‌‌‍ ‍‌‍‌‌‌ ‌ ‌ ​ ​ ‍ ‌ ​​‌‍​‌‌ ‌​‌‍‍​​ ‌‌ ‌​‌‍‍‌‌ ‌​‌‍ ​‌‍‌‌​ ‌‍​‍‌‍​‌‌ ​ ‌‍‌‌‌‌‌‌‌ ​‍‌‍ ​​ ‌‌‍‍​‌ ‌​‌ ‌​‌ ​​​‍‌‌​ ​ ‌​​‌​‍‌‌​ ​‍‌​‌‍​‍‌‌​ ​‍‌​‌‍‌‍ ​‌‍ ‌‍​ ‌‍​‌‌‍ ​‌‍‍​‌‍ ‌ ​ ‌ ‌​​‍‌‌​ ​ ‌​​‌​ ​ ​ ​ ​ ​ ​ ​ ​‍‌‍‌‍‍‌‌‍‌​​ ‌​ ​ ​ ​‍​ ​​‌‍‌​​ ​​‌‍‌‌​ ‍​‌‍​‌​‍ ‌​ ‌​​ ​‌​ ​‍‌‍​‌​‍ ‌​ ‌​​ ‌​​ ‌‌​ ​ ​‍ ‌‌‍​‍​ ​‌​ ‌​​ ​ ​‍ ‌​ ‌‍‌‍‌‌‌‍‌‌‌‍‌​​ ‌ ‌‍​‍‌‍​ ‌‍​‌‌‍‌‍​ ‌‌‌‍​ ‌‍‌‍​‍‌‍‌ ‌​‌ ‍‌‌ ​​‌‍‌‌​ ‌‌‍ ‍‌‍‌‌‌ ‌ ‌ ​ ​‍‌‍‌ ​​‌‍​‌‌ ‌​‌‍‍​​ ‌‌ ‌​‌‍‍‌‌ ‌​‌‍ ​‌‍‌‌​‍‌‍‌ ​​‌‍‌‌‌ ​‍‌ ​ ‌ ​​‌‍‌‌‌‍​ ‌ ‌​‌‍‍‌‌ ‌‍‌‍‌‌​ ‌‌ ​​‌ ‌‌‌‍​‍‌‍ ​‌‍‍‌‌ ​ ‌‍‍​‌‍‌‌‌‍‌​​‍​‍‌ ‌
Australia’s gas resources generate enormous profits – but Australians
receive far less than their fair share.​​​​‌ ‍ ​‍​‍‌‍ ‌ ​‍‌‍‍‌‌‍‌ ‌‍‍‌‌‍ ‍​‍​‍​ ‍‍​‍​‍‌ ​ ‌‍​‌‌‍ ‍‌‍‍‌‌ ‌​‌ ‍‌​‍ ‍‌‍‍‌‌‍ ​‍​‍​‍ ​​‍​‍‌‍‍​‌ ​‍‌‍‌‌‌‍‌‍​‍​‍​ ‍‍​‍​‍‌‍‍​‌ ‌​‌ ‌​‌ ​​​ ‍‍​‍ ​‍ ‌‍ ​‌‍ ‌‍​ ‌‍​‌‌‍ ​‌‍‍​‌‍ ‌ ​ ‌ ‌​​ ‍‍​ ​ ​ ​ ​ ​ ​ ​ ​‍ ‌‍‍‌‌‍ ‍‌ ‌​‌‍‌‌‌‍ ‍‌ ‌​​‍ ‌‍‌‌‌‍‌​‌‍‍‌‌ ‌​​‍ ‌‍ ‌‌‍ ‌‍‌​‌‍‌‌​ ‌‌ ​​‌ ​‍‌‍‌‌‌ ​ ‌‍‌‌‌‍ ‍‌ ‌​‌‍​‌‌ ‌​‌‍‍‌‌‍ ‌‍ ‍​ ‍ ‌‍‍‌‌‍‌​​ ‌​ ​ ​ ​‍​ ​​‌‍‌​​ ​​‌‍‌‌​ ‍​‌‍​‌​‍ ‌​ ‌​​ ​‌​ ​‍‌‍​‌​‍ ‌​ ‌​​ ‌​​ ‌‌​ ​ ​‍ ‌‌‍​‍​ ​‌​ ‌​​ ​ ​‍ ‌​ ‌‍‌‍‌‌‌‍‌‌‌‍‌​​ ‌ ‌‍​‍‌‍​ ‌‍​‌‌‍‌‍​ ‌‌‌‍​ ‌‍‌‍​ ‍ ‌ ‌​‌ ‍‌‌ ​​‌‍‌‌​ ‌‌‍ ‍‌‍‌‌‌ ‌ ‌ ​ ​ ‍ ‌ ​​‌‍​‌‌ ‌​‌‍‍​​ ‌‌‍‌​‌‍‌‌‌ ​ ‌‍​ ‌ ​‍‌‍‍‌‌ ​​‌ ‌​‌‍‍‌‌‍ ‌‍ ‍​‍‌‌​ ‌‌‌​​‍‌‌ ‌‍‍ ‌‍‌‌‌ ‍‌​‍‌‌​ ​ ‌​‌​​‍‌‌​ ​ ‌​‌​​‍‌‌​ ​‍​ ​‍‌‍‌‌‌‍‌‌​ ​ ​ ‍​‌‍​‍‌‍‌​​ ‌‍‌‍‌​​ ​ ​ ​‌​ ‌‍​ ‍‌​‍‌‌​ ​‍​ ​‍​‍‌‌​ ‌‌‌​‌​​‍ ‍‌‍​ ‌‍‍​‌‍‍‌‌‍ ​‌‍‌​‌ ​‍‌‍‌‌‌‍ ‍​‍‌‌​ ‌‌‌​​‍‌‌ ‌‍‍ ‌‍‌‌‌ ‍‌​‍‌‌​ ​ ‌​‌​​‍‌‌​ ​ ‌​‌​​‍‌‌​ ​‍​ ​‍​ ‍‌​ ‌ ‌‍‌​​ ‌ ‌‍​‌​ ‌ ‌‍‌‍​ ​​‌‍​‌​ ​ ​ ​ ​ ‌‍​‍‌‌​ ​‍​ ​‍​‍‌‌​ ‌‌‌​‌​​‍ ‍‌ ‌​‌‍‌‌‌ ‍​‌ ‌​​ ‌‍​‍‌‍​‌‌ ​ ‌‍‌‌‌‌‌‌‌ ​‍‌‍ ​​ ‌‌‍‍​‌ ‌​‌ ‌​‌ ​​​‍‌‌​ ​ ‌​​‌​‍‌‌​ ​‍‌​‌‍​‍‌‌​ ​‍‌​‌‍‌‍ ​‌‍ ‌‍​ ‌‍​‌‌‍ ​‌‍‍​‌‍ ‌ ​ ‌ ‌​​‍‌‌​ ​ ‌​​‌​ ​ ​ ​ ​ ​ ​ ​ ​‍‌‍‌‍‍‌‌‍‌​​ ‌​ ​ ​ ​‍​ ​​‌‍‌​​ ​​‌‍‌‌​ ‍​‌‍​‌​‍ ‌​ ‌​​ ​‌​ ​‍‌‍​‌​‍ ‌​ ‌​​ ‌​​ ‌‌​ ​ ​‍ ‌‌‍​‍​ ​‌​ ‌​​ ​ ​‍ ‌​ ‌‍‌‍‌‌‌‍‌‌‌‍‌​​ ‌ ‌‍​‍‌‍​ ‌‍​‌‌‍‌‍​ ‌‌‌‍​ ‌‍‌‍​‍‌‍‌ ‌​‌ ‍‌‌ ​​‌‍‌‌​ ‌‌‍ ‍‌‍‌‌‌ ‌ ‌ ​ ​‍‌‍‌ ​​‌‍​‌‌ ‌​‌‍‍​​ ‌‌‍‌​‌‍‌‌‌ ​ ‌‍​ ‌ ​‍‌‍‍‌‌ ​​‌ ‌​‌‍‍‌‌‍ ‌‍ ‍​‍‌‌​ ‌‌‌​​‍‌‌ ‌‍‍ ‌‍‌‌‌ ‍‌​‍‌‌​ ​ ‌​‌​​‍‌‌​ ​ ‌​‌​​‍‌‌​ ​‍​ ​‍‌‍‌‌‌‍‌‌​ ​ ​ ‍​‌‍​‍‌‍‌​​ ‌‍‌‍‌​​ ​ ​ ​‌​ ‌‍​ ‍‌​‍‌‌​ ​‍​ ​‍​‍‌‌​ ‌‌‌​‌​​‍ ‍‌‍​ ‌‍‍​‌‍‍‌‌‍ ​‌‍‌​‌ ​‍‌‍‌‌‌‍ ‍​‍‌‌​ ‌‌‌​​‍‌‌ ‌‍‍ ‌‍‌‌‌ ‍‌​‍‌‌​ ​ ‌​‌​​‍‌‌​ ​ ‌​‌​​‍‌‌​ ​‍​ ​‍​ ‍‌​ ‌ ‌‍‌​​ ‌ ‌‍​‌​ ‌ ‌‍‌‍​ ​​‌‍​‌​ ​ ​ ​ ​ ‌‍​‍‌‌​ ​‍​ ​‍​‍‌‌​ ‌‌‌​‌​​‍ ‍‌ ‌​‌‍‌‌‌ ‍​‌ ‌​​‍‌‍‌ ​​‌‍‌‌‌ ​‍‌ ​ ‌ ​​‌‍‌‌‌‍​ ‌ ‌​‌‍‍‌‌ ‌‍‌‍‌‌​ ‌‌ ​​‌ ‌‌‌‍​‍‌‍ ​‌‍‍‌‌ ​ ‌‍‍​‌‍‌‌‌‍‌​​‍​‍‌ ‌